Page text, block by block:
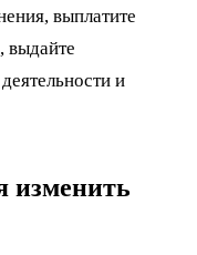
выплатите
выдайте
и
изменить